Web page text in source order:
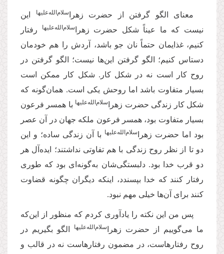
معنای الگو گرفتن از حضرت زهرا ‌سلام‌‌الله‌‌علیها
این
نیست که ما عیناً شکل حضرت زهرا
‌سلام‌‌الله‌‌علیها
رفتار
کنیم، غذایمان حتماً نان جو باشد، آردش را هم خودمان
دستاس کنیم؛ الگو گرفتن این‌ها نیست؛ الگو گرفتن در
روح کار است نه در شکل کار. شکل کار ممکن است
بسیار متفاوت باشد اما روحش یکی است. همان‌گونه که
شکل کار زندگی حضرت زهرا
‌سلام‌‌الله‌‌علیها با همسر فرعون
بسیار متفاوت بود، همسر فرعون ملکه جهان در آن عصر
بود اما حضرت زهرا
‌سلام‌‌الله‌‌علیها با آن زندگی ساده؛ و این
دو تا از نظر روح زندگی با هم تفاوتی نداشتند؛ ایده‌آل هر
دو قرب خدا بود. دلبستگی‌شان به‌گونه‌ای بود که طوری
رفتار کنند که خدا بپسندد، اینکه دیگران چگونه قضاوت
کنند برای آن‌ها خیلی مهم نبود.
پس من این نکته را یادآوری کردم که منظور از این‌که
ما می‌گوییم از حضرت زهرا
‌سلام‌‌الله‌‌علیها
الگو بگیریم در
روح رفتارهاست، در مضمون رفتارهاست نه در قالب و